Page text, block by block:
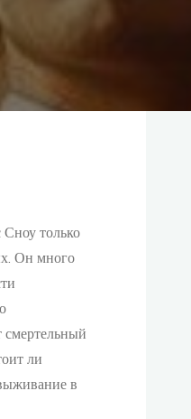
только
Он много
смертельный
ли
в